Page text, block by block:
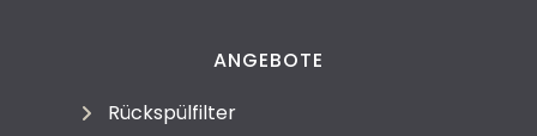
ANGEBOTE
Rückspülfilter